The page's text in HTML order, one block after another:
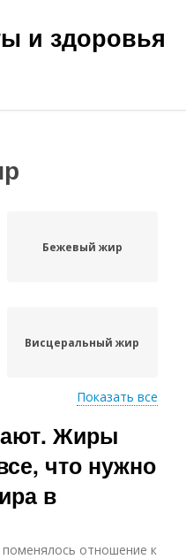
и здоровья
Бежевый жир
Висцеральный жир
Показать все
Жиры
что нужно
в
отношение к